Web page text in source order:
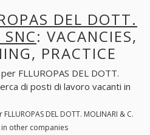
DEL DOTT.
: VACANCIES,
PRACTICE
FLLUROPAS DEL DOTT.
di posti di lavoro vacanti in
DEL DOTT. MOLINARI & C.
in other companies